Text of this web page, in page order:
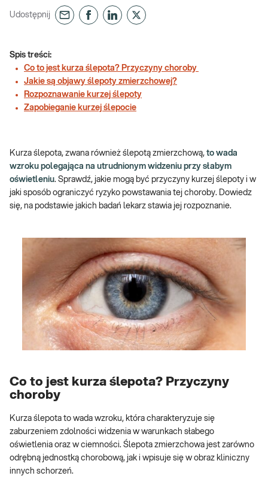
Udostępnij
Spis treści:
Co to jest kurza ślepota? Przyczyny choroby
Jakie są objawy ślepoty zmierzchowej?
Rozpoznawanie kurzej ślepoty
Zapobieganie kurzej ślepocie
Kurza ślepota, zwana również ślepotą zmierzchową, to wada
wzroku polegająca na utrudnionym widzeniu przy słabym
oświetleniu. Sprawdź, jakie mogą być przyczyny kurzej ślepoty i w
jaki sposób ograniczyć ryzyko powstawania tej choroby. Dowiedz
się, na podstawie jakich badań lekarz stawia jej rozpoznanie.
Co to jest kurza ślepota? Przyczyny
choroby
Kurza ślepota to wada wzroku, która charakteryzuje się
zaburzeniem zdolności widzenia w warunkach słabego
oświetlenia oraz w ciemności. Ślepota zmierzchowa jest zarówno
odrębną jednostką chorobową, jak i wpisuje się w obraz kliniczny
innych schorzeń.